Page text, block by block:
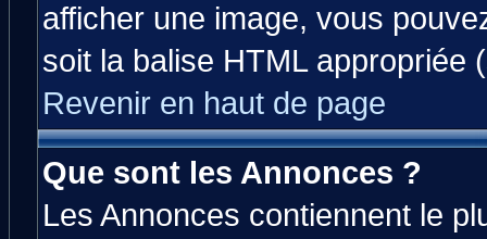
afficher une image, vous
soit la balise HTML appropriée
Revenir en haut de page
Que sont les Annonces ?
Les Annonces contiennent le